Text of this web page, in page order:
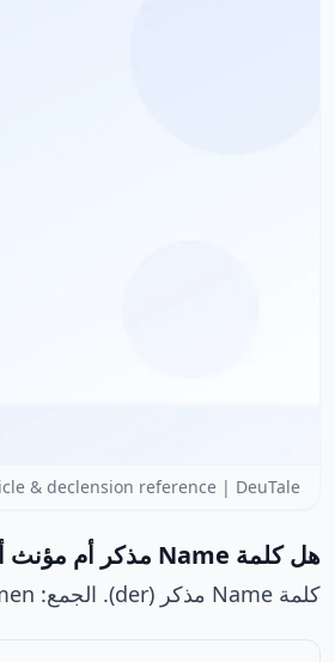
& declension reference | DeuTale
هل كلمة Name مذكر أم مؤنث أم محايد؟
كلمة Name مذكر (der). الجمع: Namen.